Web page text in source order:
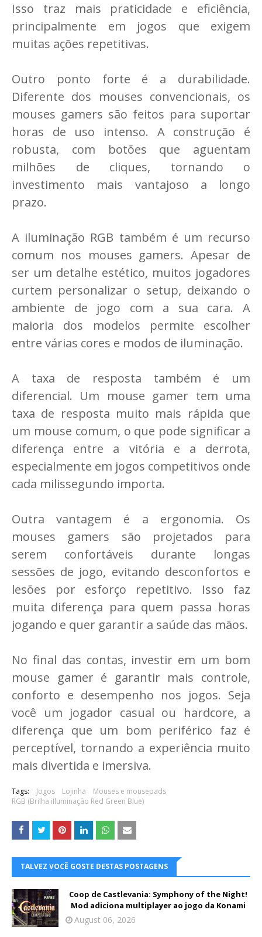
Isso traz mais praticidade e eficiência,
principalmente em jogos que exigem
muitas ações repetitivas.
Outro ponto forte é a durabilidade.
Diferente dos mouses convencionais, os
mouses gamers são feitos para suportar
horas de uso intenso. A construção é
robusta, com botões que aguentam
milhões de cliques, tornando o
investimento mais vantajoso a longo
prazo.
A iluminação RGB também é um recurso
comum nos mouses gamers. Apesar de
ser um detalhe estético, muitos jogadores
curtem personalizar o setup, deixando o
ambiente de jogo com a sua cara. A
maioria dos modelos permite escolher
entre várias cores e modos de iluminação.
A taxa de resposta também é um
diferencial. Um mouse gamer tem uma
taxa de resposta muito mais rápida que
um mouse comum, o que pode significar a
diferença entre a vitória e a derrota,
especialmente em jogos competitivos onde
cada milissegundo importa.
Outra vantagem é a ergonomia. Os
mouses gamers são projetados para
serem confortáveis durante longas
sessões de jogo, evitando desconfortos e
lesões por esforço repetitivo. Isso faz
muita diferença para quem passa horas
jogando e quer garantir a saúde das mãos.
No final das contas, investir em um bom
mouse gamer é garantir mais controle,
conforto e desempenho nos jogos. Seja
você um jogador casual ou hardcore, a
diferença que um bom periférico faz é
perceptível, tornando a experiência muito
mais divertida e imersiva.
Tags: Jogos Lojinha
Mouses e mousepads
RGB (Brilha iIluminação Red Green Blue)
TALVEZ VOCÊ GOSTE DESTAS POSTAGENS
Coop de Castlevania: Symphony of the Night!
Mod adiciona multiplayer ao jogo da Konami
August 06, 2026